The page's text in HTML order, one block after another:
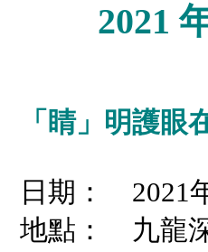
2021
「睛」明護眼
日期： 2021
地點： 九龍